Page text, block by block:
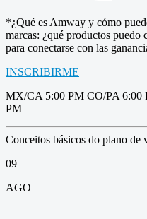
*¿Qué es Amway y cómo
marcas: ¿qué productos
para conectarse con las
INSCRIBIRME
MX/CA 5:00 PM CO/PA
PM
Conceitos básicos do plano de
09
AGO